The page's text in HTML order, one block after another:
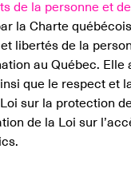
de la personne et
la Charte
libertés de la
au Québec. Elle
que le respect et
sur la protection
de la Loi sur